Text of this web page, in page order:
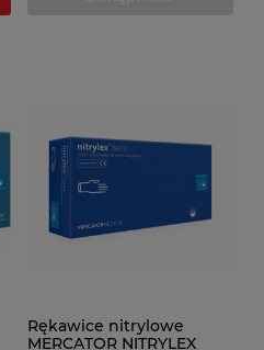
Rękawice nitrylowe
MERCATOR NITRYLEX